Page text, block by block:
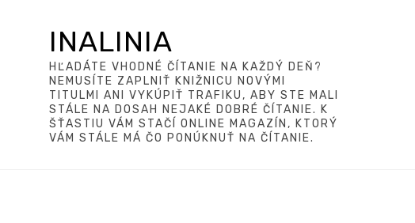
INALINIA
HĽADÁTE VHODNÉ ČÍTANIE NA KAŽDÝ DEŇ?
NEMUSÍTE ZAPLNIŤ KNIŽNICU NOVÝMI
TITULMI ANI VYKÚPIŤ TRAFIKU, ABY STE MALI
STÁLE NA DOSAH NEJAKÉ DOBRÉ ČÍTANIE. K
ŠŤASTIU VÁM STAČÍ ONLINE MAGAZÍN, KTORÝ
VÁM STÁLE MÁ ČO PONÚKNUŤ NA ČÍTANIE.